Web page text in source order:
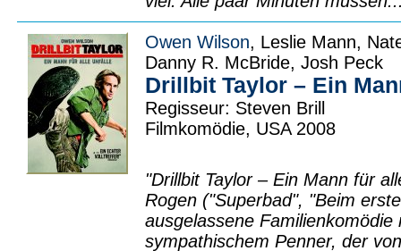
Owen Wilson, Leslie Mann,
Danny R. McBride, Josh Peck
Drillbit Taylor – Ein
Regisseur: Steven Brill
Filmkomödie, USA 2008
"Drillbit Taylor – Ein Mann für
Rogen ("Superbad", "Beim
ausgelassene
sympathischem Penner, der